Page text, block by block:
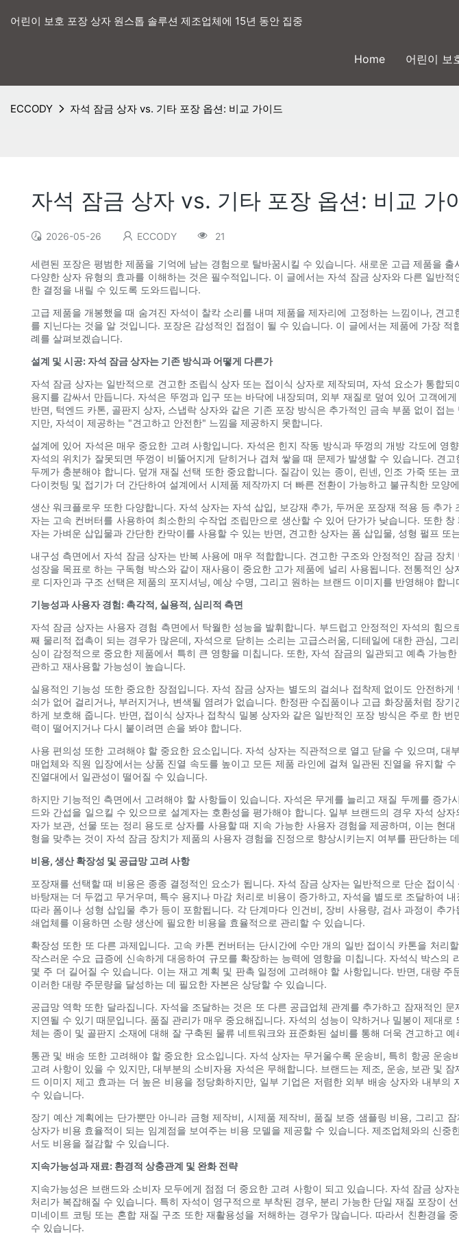
어린이 보호 포장 상자 원스톱 솔루션 제조업체에 15년 동안 집중
Home 어린이 보
ECCODY 자석 잠금 상자 vs. 기타 포장 옵션: 비교 가이드
자석 잠금 상자 vs. 기타 포장 옵션: 비교 가
2026-05-26 ECCODY 21
세련된 포장은 평범한 제품을 기억에 남는 경험으로 탈바꿈시킬 수 있습니다. 새로운 고급 제품을
다양한 상자 유형의 효과를 이해하는 것은 필수적입니다. 이 글에서는 자석 잠금 상자와 다른 일반
한 결정을 내릴 수 있도록 도와드립니다.
고급 제품을 개봉했을 때 숨겨진 자석이 찰칵 소리를 내며 제품을 제자리에 고정하는 느낌이나, 견
를 지닌다는 것을 알 것입니다. 포장은 감성적인 접점이 될 수 있습니다. 이 글에서는 제품에 가장
례를 살펴보겠습니다.
설계 및 시공: 자석 잠금 상자는 기존 방식과 어떻게 다른가
자석 잠금 상자는 일반적으로 견고한 조립식 상자 또는 접이식 상자로 제작되며, 자석 요소가 통합
용지를 감싸서 만듭니다. 자석은 뚜껑과 입구 또는 바닥에 내장되며, 외부 재질로 덮여 있어 고객
반면, 턱엔드 카톤, 골판지 상자, 스냅락 상자와 같은 기존 포장 방식은 추가적인 금속 부품 없이 접
지만, 자석이 제공하는 "견고하고 안전한" 느낌을 제공하지 못합니다.
설계에 있어 자석은 매우 중요한 고려 사항입니다. 자석은 힌지 작동 방식과 뚜껑의 개방 각도에
자석의 위치가 잘못되면 뚜껑이 비뚤어지게 닫히거나 겹쳐 쌓을 때 문제가 발생할 수 있습니다. 견
두께가 충분해야 합니다. 덮개 재질 선택 또한 중요합니다. 질감이 있는 종이, 린넨, 인조 가죽 또
다이컷팅 및 접기가 더 간단하여 설계에서 시제품 제작까지 더 빠른 전환이 가능하고 불규칙한 모양
생산 워크플로우 또한 다양합니다. 자석 상자는 자석 삽입, 보강재 추가, 두꺼운 포장재 적용 등 추
자는 고속 컨버터를 사용하여 최소한의 수작업 조립만으로 생산할 수 있어 단가가 낮습니다. 또한
자는 가벼운 삽입물과 간단한 칸막이를 사용할 수 있는 반면, 견고한 상자는 폼 삽입물, 성형 펄프
내구성 측면에서 자석 잠금 상자는 반복 사용에 매우 적합합니다. 견고한 구조와 안정적인 잠금 장
성장을 목표로 하는 구독형 박스와 같이 재사용이 중요한 고가 제품에 널리 사용됩니다. 전통적인
로 디자인과 구조 선택은 제품의 포지셔닝, 예상 수명, 그리고 원하는 브랜드 이미지를 반영해야 합니
기능성과 사용자 경험: 촉각적, 실용적, 심리적 측면
자석 잠금 상자는 사용자 경험 측면에서 탁월한 성능을 발휘합니다. 부드럽고 안정적인 자석의 힘
째 물리적 접촉이 되는 경우가 많은데, 자석으로 닫히는 소리는 고급스러움, 디테일에 대한 관심,
싱이 감정적으로 중요한 제품에서 특히 큰 영향을 미칩니다. 또한, 자석 잠금의 일관되고 예측 가능
관하고 재사용할 가능성이 높습니다.
실용적인 기능성 또한 중요한 장점입니다. 자석 잠금 상자는 별도의 걸쇠나 접착제 없이도 안전하
쇠가 없어 걸리거나, 부러지거나, 변색될 염려가 없습니다. 한정판 수집품이나 고급 화장품처럼 장
하게 보호해 줍니다. 반면, 접이식 상자나 접착식 밀봉 상자와 같은 일반적인 포장 방식은 주로 한
력이 떨어지거나 다시 붙이려면 손을 봐야 합니다.
사용 편의성 또한 고려해야 할 중요한 요소입니다. 자석 상자는 직관적으로 열고 닫을 수 있으며,
매업체와 직원 입장에서는 상품 진열 속도를 높이고 모든 제품 라인에 걸쳐 일관된 진열을 유지할
진열대에서 일관성이 떨어질 수 있습니다.
하지만 기능적인 측면에서 고려해야 할 사항들이 있습니다. 자석은 무게를 늘리고 재질 두께를 증
드와 간섭을 일으킬 수 있으므로 설계자는 호환성을 평가해야 합니다. 일부 브랜드의 경우 자석 상
자가 보관, 선물 또는 정리 용도로 상자를 사용할 때 지속 가능한 사용자 경험을 제공하며, 이는 현
형을 맞추는 것이 자석 잠금 장치가 제품의 사용자 경험을 진정으로 향상시키는지 여부를 판단하는
비용, 생산 확장성 및 공급망 고려 사항
포장재를 선택할 때 비용은 종종 결정적인 요소가 됩니다. 자석 잠금 상자는 일반적으로 단순 접이
바탕재는 더 두껍고 무거우며, 특수 용지나 마감 처리로 비용이 증가하고, 자석을 별도로 조달하여
따라 폼이나 성형 삽입물 추가 등이 포함됩니다. 각 단계마다 인건비, 장비 사용량, 검사 과정이 추
쇄업체를 이용하면 소량 생산에 필요한 비용을 효율적으로 관리할 수 있습니다.
확장성 또한 또 다른 과제입니다. 고속 카톤 컨버터는 단시간에 수만 개의 일반 접이식 카톤을 처
작스러운 수요 급증에 신속하게 대응하여 규모를 확장하는 능력에 영향을 미칩니다. 자석식 박스
몇 주 더 길어질 수 있습니다. 이는 재고 계획 및 판촉 일정에 고려해야 할 사항입니다. 반면, 대량
이러한 대량 주문량을 달성하는 데 필요한 자본은 상당할 수 있습니다.
공급망 역학 또한 달라집니다. 자석을 조달하는 것은 또 다른 공급업체 관계를 추가하고 잠재적인
지연될 수 있기 때문입니다. 품질 관리가 매우 중요해집니다. 자석의 성능이 약하거나 밀봉이 제대
체는 종이 및 골판지 소재에 대해 잘 구축된 물류 네트워크와 표준화된 설비를 통해 더욱 견고하고
통관 및 배송 또한 고려해야 할 중요한 요소입니다. 자석 상자는 무거울수록 운송비, 특히 항공 운
고려 사항이 있을 수 있지만, 대부분의 소비자용 자석은 무해합니다. 브랜드는 제조, 운송, 보관 및
드 이미지 제고 효과는 더 높은 비용을 정당화하지만, 일부 기업은 저렴한 외부 배송 상자와 내부
수 있습니다.
장기 예산 계획에는 단가뿐만 아니라 금형 제작비, 시제품 제작비, 품질 보증 샘플링 비용, 그리고
상자가 비용 효율적이 되는 임계점을 보여주는 비용 모델을 제공할 수 있습니다. 제조업체와의 신
서도 비용을 절감할 수 있습니다.
지속가능성과 재료: 환경적 상충관계 및 완화 전략
지속가능성은 브랜드와 소비자 모두에게 점점 더 중요한 고려 사항이 되고 있습니다. 자석 잠금 상
처리가 복잡해질 수 있습니다. 특히 자석이 영구적으로 부착된 경우, 분리 가능한 단일 재질 포장이
미네이트 코팅 또는 혼합 재질 구조 또한 재활용성을 저해하는 경우가 많습니다. 따라서 친환경을
수 있습니다.